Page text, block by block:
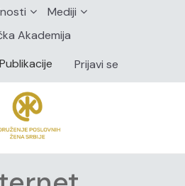
Mediji
Akademija
Publikacije
Prijavi se